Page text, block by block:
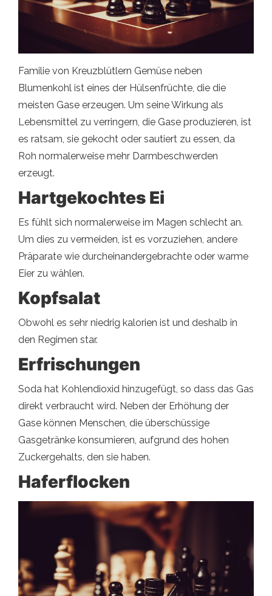
Familie von Kreuzblütlern Gemüse neben
Blumenkohl ist eines der Hülsenfrüchte, die die
meisten Gase erzeugen. Um seine Wirkung als
Lebensmittel zu verringern, die Gase produzieren, ist
es ratsam, sie gekocht oder sautiert zu essen, da
Roh normalerweise mehr Darmbeschwerden
erzeugt.
Hartgekochtes Ei
Es fühlt sich normalerweise im Magen schlecht an.
Um dies zu vermeiden, ist es vorzuziehen, andere
Präparate wie durcheinandergebrachte oder warme
Eier zu wählen.
Kopfsalat
Obwohl es sehr niedrig kalorien ist und deshalb in
den Regimen star.
Erfrischungen
Soda hat Kohlendioxid hinzugefügt, so dass das Gas
direkt verbraucht wird. Neben der Erhöhung der
Gase können Menschen, die überschüssige
Gasgetränke konsumieren, aufgrund des hohen
Zuckergehalts, den sie haben.
Haferflocken